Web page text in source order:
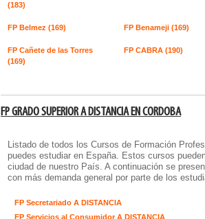
(183)
FP Belmez (169) FP Benameji (169)
FP Cañete de las Torres
(169)
FP CABRA (190)
FP GRADO SUPERIOR A DISTANCIA EN CORDOBA
Listado de todos los Cursos de Formación
puedes estudiar en España. Estos cursos
ciudad de nuestro País. A continuación se
con más demanda general por parte de los
FP Secretariado A DISTANCIA
FP Servicios al Consumidor A DISTANCIA